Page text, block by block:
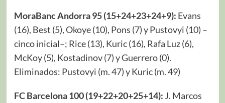
MoraBanc Andorra 95 (15+24+23+24+9): Evans
(16), Best (5), Okoye (10), Pons (7) y Pustovyi (10) –
cinco inicial–; Rice (13), Kuric (16), Rafa Luz (6),
McKoy (5), Kostadinov (7) y Guerrero (0).
Eliminados: Pustovyi (m. 47) y Kuric (m. 49)
FC Barcelona 100 (19+22+20+25+14): J. Marcos